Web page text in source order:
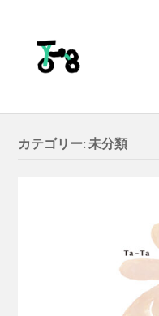
カテゴリー: 未分類